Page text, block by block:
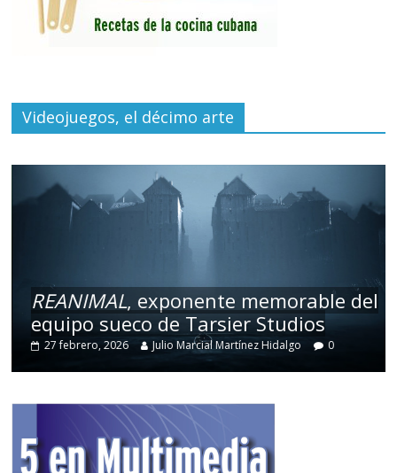
Videojuegos, el décimo arte
REANIMAL, exponente memorable del
equipo sueco de Tarsier Studios
27 febrero, 2026 Julio Marcial Martínez Hidalgo 0